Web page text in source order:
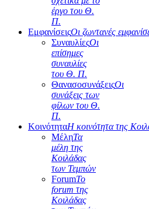
έργο του Θ.
Π.
ΕμφανίσειςΟι ζωντανές
ΣυναυλίεςΟι
επίσημες
συναυλίες
του Θ. Π.
ΘανασοσυνάξειςΟι
συνάξεις των
φίλων του Θ.
Π.
ΚοινότηταΗ κοινότητα της
ΜέληΤα
μέλη της
Κοιλάδας
των Τεμπών
ForumΤο
forum της
Κοιλάδας